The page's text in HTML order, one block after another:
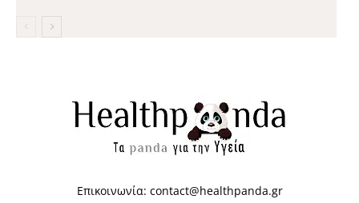
Επικοινωνία: contact@healthpanda.gr